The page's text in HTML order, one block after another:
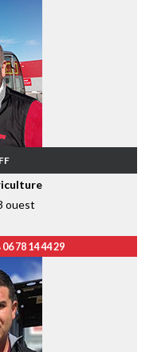
ouest
06 78 14 44 29